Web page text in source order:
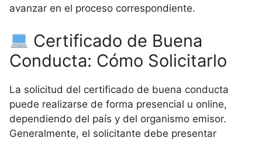
avanzar en el proceso correspondiente.
Certificado de Buena
Conducta: Cómo Solicitarlo
La solicitud del certificado de buena conducta
puede realizarse de forma presencial u online,
dependiendo del país y del organismo emisor.
Generalmente, el solicitante debe presentar